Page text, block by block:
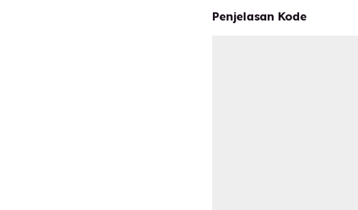
Penjelasan Kode